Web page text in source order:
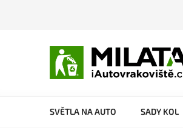
SVĚTLA NA AUTO SADY KOL